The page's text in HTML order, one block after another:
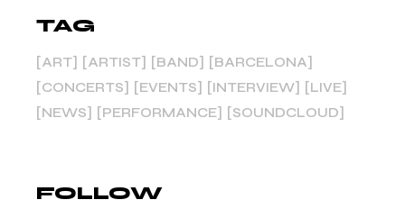
TAG
ART ARTIST BAND
BARCELONA
CONCERTS
EVENTS INTERVIEW
LIVE
NEWS
PERFORMANCE SOUNDCLOUD
FOLLOW